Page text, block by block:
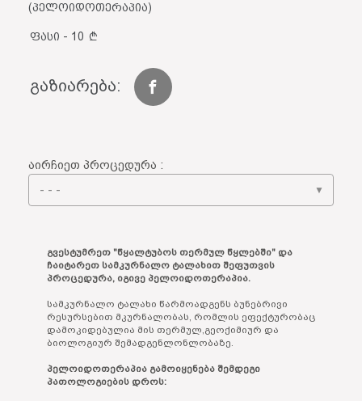
(პელოიდოთერაპია)
ფასი - 10
გაზიარება:
აირჩიეთ პროცედურა :
▼
გვესტუმრეთ "წყალტუბოს თერმულ წყლებში" და
ჩაიტარეთ სამკურნალო ტალახით შეფუთვის
პროცედურა, იგივე პელოიდოთერაპია.
სამკურნალო ტალახი წარმოადგენს ბუნებრივი
რესურსებით მკურნალობას, რომლის ეფექტურობაც
დამოკიდებულია მის თერმულ,გეოქიმიურ და
ბიოლოგიურ შემადგენლონლობაზე.
პელოიდოთერაპია გამოიყენება შემდეგი
პათოლოგიების დროს: